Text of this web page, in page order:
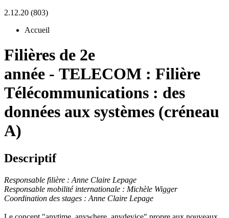
2.12.20 (803)
Accueil
Filières de 2e
année - TELECOM : Filière
Télécommunications : des
données aux systèmes (créneau
A)
Descriptif
Responsable filière : Anne Claire Lepage
Responsable mobilité internationale : Michèle Wigger
Coordination des stages : Anne Claire Lepage